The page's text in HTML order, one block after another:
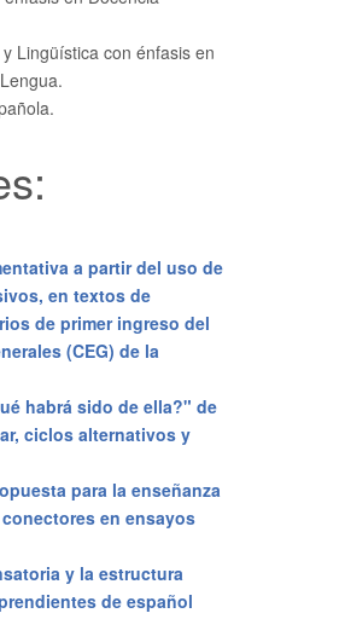
Lingüística con énfasis en
a partir del uso de
en textos de
de primer ingreso del
(CEG) de la
habrá sido de ella?" de
ciclos alternativos y
para la enseñanza
en ensayos
y la estructura
de español